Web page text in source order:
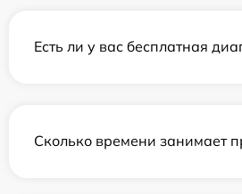
Есть ли у вас бесплатная
Сколько времени занимает